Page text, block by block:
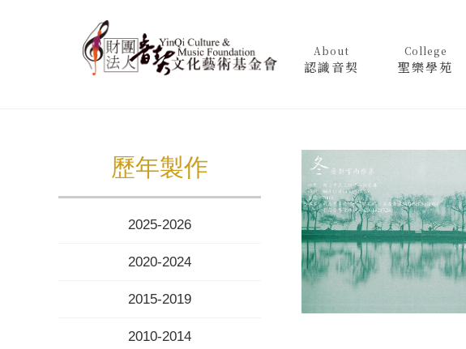
About
認識音契
College
聖樂學苑
歷年製作
2025-2026
2020-2024
2015-2019
2010-2014